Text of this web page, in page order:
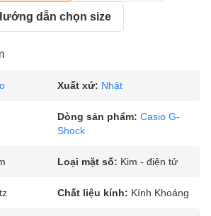
dẫn chọn size
Xuất xứ: Nhật
Dòng sản phẩm: Casio G-
Shock
Loại mặt số: Kim - điện tử
Chất liệu kính: Kính Khoáng